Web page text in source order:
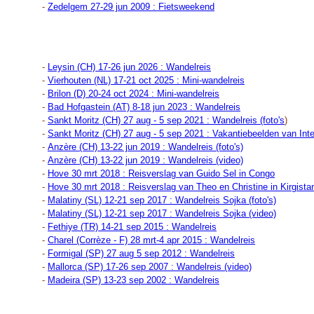
- Zedelgem 27-29 jun 2009 : Fietsweekend
- Leysin (CH) 17-26 jun 2026 : Wandelreis
- Vierhouten (NL) 17-21 oct 2025 : Mini-wandelreis
- Brilon (D) 20-24 oct 2024 : Mini-wandelreis
- Bad Hofgastein (AT) 8-18 jun 2023 : Wandelreis
- Sankt Moritz (CH) 27 aug - 5 sep 2021 : Wandelreis (foto's)
- Sankt Moritz (CH) 27 aug - 5 sep 2021 : Vakantiebeelden van
- Anzère (CH) 13-22 jun 2019 : Wandelreis (foto's)
- Anzère (CH) 13-22 jun 2019 : Wandelreis (video)
- Hove 30 mrt 2018 : Reisverslag van Guido Sel in Congo
- Hove 30 mrt 2018 : Reisverslag van Theo en Christine in
- Malatiny (SL) 12-21 sep 2017 : Wandelreis Sojka (foto's)
- Malatiny (SL) 12-21 sep 2017 : Wandelreis Sojka (video)
- Fethiye (TR) 14-21 sep 2015 : Wandelreis
- Charel (Corrèze - F) 28 mrt-4 apr 2015 : Wandelreis
- Formigal (SP) 27 aug 5 sep 2012 : Wandelreis
- Mallorca (SP) 17-26 sep 2007 : Wandelreis (video)
- Madeira (SP) 13-23 sep 2002 : Wandelreis